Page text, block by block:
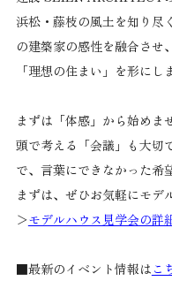
浜松・藤枝の風土を知り尽
の建築家の感性を融合させ
「理想の住まい」を形にし
まずは「体感」から始めま
頭で考える「会議」も大切
で、言葉にできなかった希
まずは、ぜひお気軽にモ
＞モデルハウス見学会の詳
■最新のイベント情報は こ